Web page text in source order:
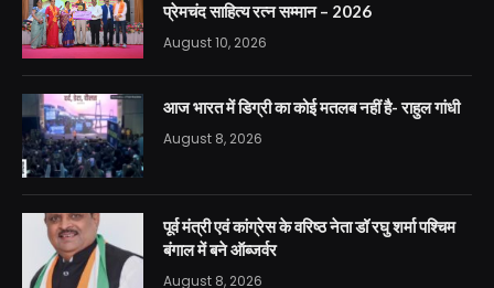
प्रेमचंद साहित्य रत्न सम्मान – 2026
August 10, 2026
आज भारत में डिग्री का कोई मतलब नहीं है- राहुल गांधी
August 8, 2026
पूर्व मंत्री एवं कांग्रेस के वरिष्ठ नेता डॉ रघु शर्मा पश्चिम
बंगाल में बने ऑब्जर्वर
August 8, 2026